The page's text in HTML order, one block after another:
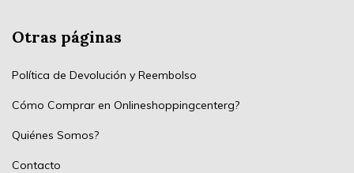
Otras páginas
Política de Devolución y Reembolso
Cómo Comprar en Onlineshoppingcenterg?
Quiénes Somos?
Contacto